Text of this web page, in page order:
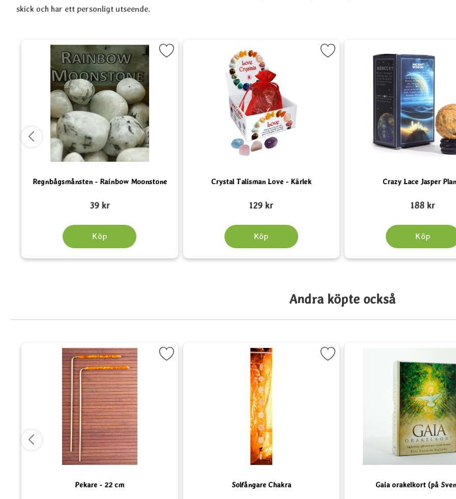
skick och har ett personligt utseende.
Quartz som favorit
Regnbågsmånsten - Rainbow Moonstone
39 kr
Köp
Markera Regnbågsmånsten - Rainbow Moonstone som favorit
Crystal Talisman Love - Kärlek
129 kr
Köp
Markera Crystal Talisman Love - Kärlek som favorit
Crazy Lace Jasper
188 kr
Köp
Markera
Andra köpte också
kvinnor som favorit
Pekare - 22 cm
Markera Pekare - 22 cm som favorit
Solfångare Chakra
Markera Solfångare Chakra som favorit
Gaia orakelkort (på
Markera Gaia